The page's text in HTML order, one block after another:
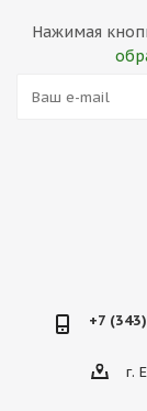
Нажимая
+7
г.